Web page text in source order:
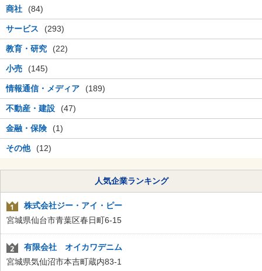
商社 (84)
サービス (293)
教育・研究 (22)
小売 (145)
情報通信・メディア (189)
不動産・建設 (47)
金融・保険 (1)
その他 (12)
人気企業ランキング
株式会社ジー・アイ・ピー
宮城県仙台市青葉区春日町6-15
有限会社 オイカワデニム
宮城県気仙沼市本吉町蔵内83-1